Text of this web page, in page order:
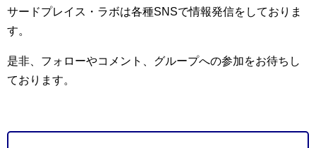
サードプレイス・ラボは各種SNSで情報発信をしておりま
す。
是非、フォローやコメント、グループへの参加をお待ちし
ております。